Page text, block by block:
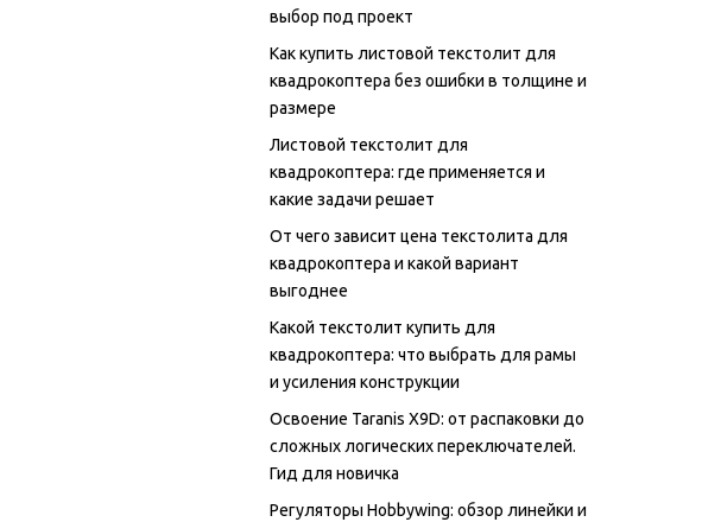
выбор под проект
Как купить листовой текстолит для
квадрокоптера без ошибки в толщине и
размере
Листовой текстолит для
квадрокоптера: где применяется и
какие задачи решает
От чего зависит цена текстолита для
квадрокоптера и какой вариант
выгоднее
Какой текстолит купить для
квадрокоптера: что выбрать для рамы
и усиления конструкции
Освоение Taranis X9D: от распаковки до
сложных логических переключателей.
Гид для новичка
Регуляторы Hobbywing: обзор линейки и